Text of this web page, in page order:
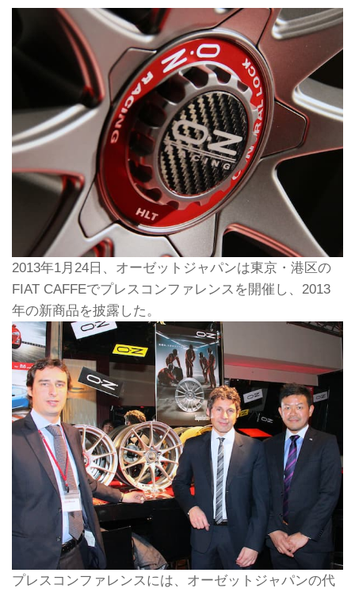
2013年1月24日、オーゼットジャパンは東京・港区の
FIAT CAFFEでプレスコンファレンスを開催し、2013
年の新商品を披露した。
プレスコンファレンスには、オーゼットジャパンの代